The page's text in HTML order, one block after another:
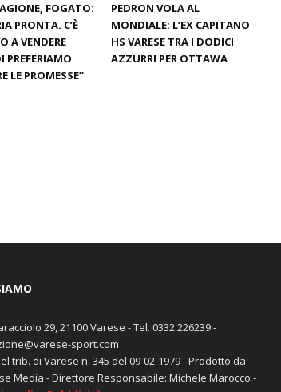
FOGATO:
PRONTA. C’È
A VENDERE
PREFERIAMO
LE PROMESSE”
PEDRON VOLA AL
MONDIALE: L’EX CAPITANO
HS VARESE TRA I DODICI
AZZURRI PER OTTAWA
29, 21100 Varese - Tel. 0332 226239 -
sport.com
trib. di Varese n. 345 del 09-02-1979 - Prodotto da
Media - Direttore Responsabile: Michele Marocco -